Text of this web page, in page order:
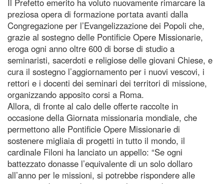
Il Prefetto emerito ha voluto nuovamente rimarcare la
preziosa opera di formazione portata avanti dalla
Congregazione per l’Evangelizzazione dei Popoli che,
grazie al sostegno delle Pontificie Opere Missionarie,
eroga ogni anno oltre 600 di borse di studio a
seminaristi, sacerdoti e religiose delle giovani Chiese, e
cura il sostegno l’aggiornamento per i nuovi vescovi, i
rettori e i docenti dei seminari dei territori di missione,
organizzando apposito corsi a Roma.
Allora, di fronte al calo delle offerte raccolte in
occasione della Giornata missionaria mondiale, che
permettono alle Pontificie Opere Missionarie di
sostenere migliaia di progetti in tutto il mondo, il
cardinale Filoni ha lanciato un appello: “Se ogni
battezzato donasse l’equivalente di un solo dollaro
all’anno per le missioni, si potrebbe rispondere alle